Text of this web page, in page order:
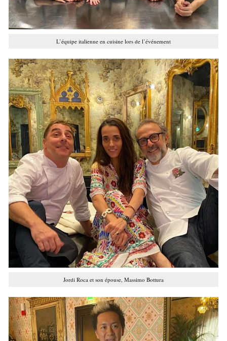
L’équipe italienne en cuisine lors de l’événement
Jordi Roca et son épouse, Massimo Bottura